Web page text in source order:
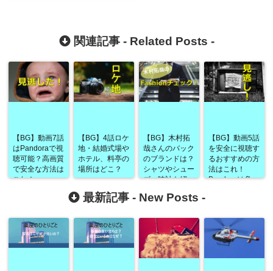
関連記事 - Related Posts -
【BG】動画7話
はPandoraで視
聴可能？高画質
で安全な方法は
これ！
【BG】4話ロケ
地・結婚式場や
ホテル、料亭の
場所はどこ？
【BG】木村拓
哉さんのバック
のブランドは？
シャツやシュー
ズ、時計も紹
【BG】動画5話
を安全に視聴す
るおすすめの方
法はこれ！
Pandoraは危
最新記事 - New Posts -